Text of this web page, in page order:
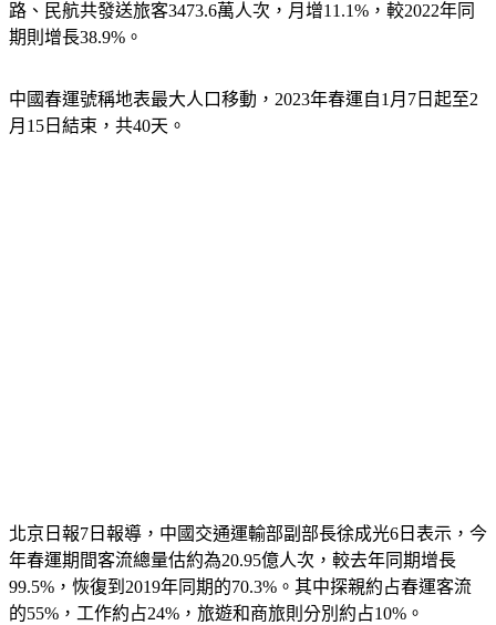
路、民航共發送旅客3473.6萬人次，月增11.1%，較2022年同
期則增長38.9%。
中國春運號稱地表最大人口移動，2023年春運自1月7日起至2
月15日結束，共40天。
北京日報7日報導，中國交通運輸部副部長徐成光6日表示，今
年春運期間客流總量估約為20.95億人次，較去年同期增長
99.5%，恢復到2019年同期的70.3%。其中探親約占春運客流
的55%，工作約占24%，旅遊和商旅則分別約占10%。